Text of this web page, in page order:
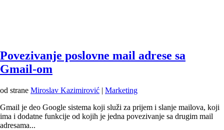
Povezivanje poslovne mail adrese sa
Gmail-om
od strane Miroslav Kazimirović | Marketing
Gmail je deo Google sistema koji služi za prijem i slanje mailova, koji
ima i dodatne funkcije od kojih je jedna povezivanje sa drugim mail
adresama...